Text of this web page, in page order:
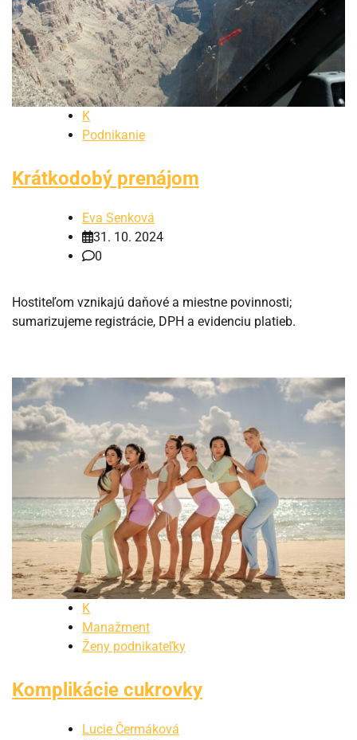
K
Podnikanie
Krátkodobý prenájom
Eva Senková
31. 10. 2024
0
Hostiteľom vznikajú daňové a miestne povinnosti;
sumarizujeme registrácie, DPH a evidenciu platieb.
K
Manažment
Ženy podnikateľky
Komplikácie cukrovky
Lucie Čermáková